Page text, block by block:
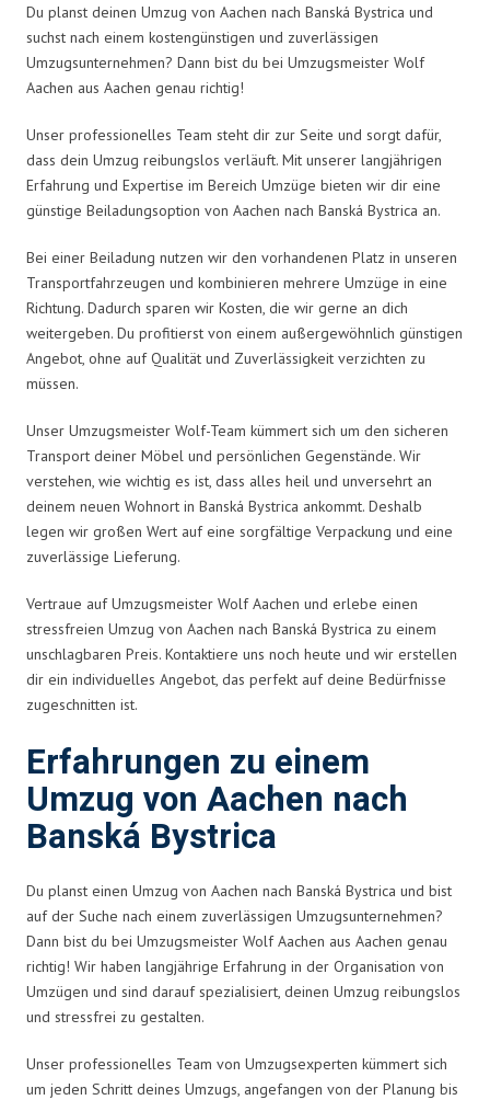
Du planst deinen Umzug von Aachen nach Banská Bystrica und
suchst nach einem kostengünstigen und zuverlässigen
Umzugsunternehmen? Dann bist du bei Umzugsmeister Wolf
Aachen aus Aachen genau richtig!
Unser professionelles Team steht dir zur Seite und sorgt dafür,
dass dein Umzug reibungslos verläuft. Mit unserer langjährigen
Erfahrung und Expertise im Bereich Umzüge bieten wir dir eine
günstige Beiladungsoption von Aachen nach Banská Bystrica an.
Bei einer Beiladung nutzen wir den vorhandenen Platz in unseren
Transportfahrzeugen und kombinieren mehrere Umzüge in eine
Richtung. Dadurch sparen wir Kosten, die wir gerne an dich
weitergeben. Du profitierst von einem außergewöhnlich günstigen
Angebot, ohne auf Qualität und Zuverlässigkeit verzichten zu
müssen.
Unser Umzugsmeister Wolf-Team kümmert sich um den sicheren
Transport deiner Möbel und persönlichen Gegenstände. Wir
verstehen, wie wichtig es ist, dass alles heil und unversehrt an
deinem neuen Wohnort in Banská Bystrica ankommt. Deshalb
legen wir großen Wert auf eine sorgfältige Verpackung und eine
zuverlässige Lieferung.
Vertraue auf Umzugsmeister Wolf Aachen und erlebe einen
stressfreien Umzug von Aachen nach Banská Bystrica zu einem
unschlagbaren Preis. Kontaktiere uns noch heute und wir erstellen
dir ein individuelles Angebot, das perfekt auf deine Bedürfnisse
zugeschnitten ist.
Erfahrungen zu einem
Umzug von Aachen nach
Banská Bystrica
Du planst einen Umzug von Aachen nach Banská Bystrica und bist
auf der Suche nach einem zuverlässigen Umzugsunternehmen?
Dann bist du bei Umzugsmeister Wolf Aachen aus Aachen genau
richtig! Wir haben langjährige Erfahrung in der Organisation von
Umzügen und sind darauf spezialisiert, deinen Umzug reibungslos
und stressfrei zu gestalten.
Unser professionelles Team von Umzugsexperten kümmert sich
um jeden Schritt deines Umzugs, angefangen von der Planung bis